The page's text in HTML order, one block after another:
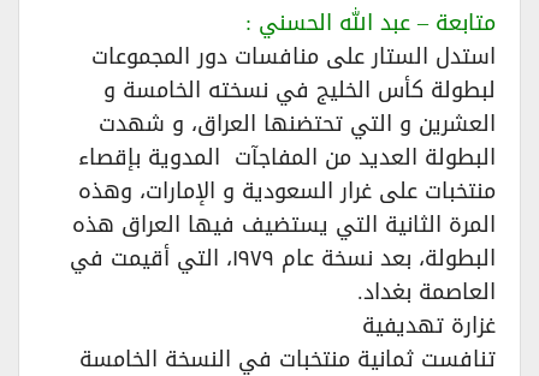
متابعة – عبد الله الحسني :
استدل الستار على منافسات دور المجموعات
لبطولة كأس الخليج في نسخته الخامسة و
العشرين و التي تحتضنها العراق، و شهدت
البطولة العديد من المفاجآت المدوية بإقصاء
منتخبات على غرار السعودية و الإمارات، وهذه
المرة الثانية التي يستضيف فيها العراق هذه
البطولة، بعد نسخة عام ١٩٧٩، التي أقيمت في
العاصمة بغداد.
غزارة تهديفية
تنافست ثمانية منتخبات في النسخة الخامسة